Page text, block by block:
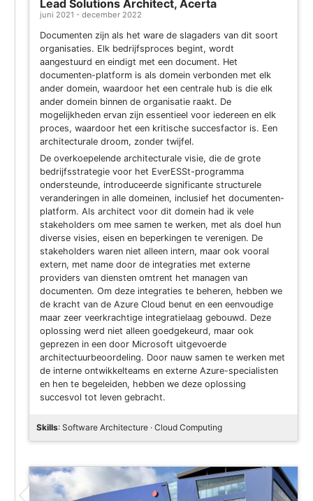
Lead Solutions Architect, Acerta
juni 2021 - december 2022
Documenten zijn als het ware de slagaders van dit soort
organisaties. Elk bedrijfsproces begint, wordt
aangestuurd en eindigt met een document. Het
documenten-platform is als domein verbonden met elk
ander domein, waardoor het een centrale hub is die elk
ander domein binnen de organisatie raakt. De
mogelijkheden ervan zijn essentieel voor iedereen en elk
proces, waardoor het een kritische succesfactor is. Een
architecturale droom, zonder twijfel.
De overkoepelende architecturale visie, die de grote
bedrijfsstrategie voor het EverESSt-programma
ondersteunde, introduceerde significante structurele
veranderingen in alle domeinen, inclusief het documenten-
platform. Als architect voor dit domein had ik vele
stakeholders om mee samen te werken, met als doel hun
diverse visies, eisen en beperkingen te verenigen. De
stakeholders waren niet alleen intern, maar ook vooral
extern, met name door de integraties met externe
providers van diensten omtrent het managen van
documenten. Om deze integraties te beheren, hebben we
de kracht van de Azure Cloud benut en een eenvoudige
maar zeer veerkrachtige integratielaag gebouwd. Deze
oplossing werd niet alleen goedgekeurd, maar ook
geprezen in een door Microsoft uitgevoerde
architectuurbeoordeling. Door nauw samen te werken met
de interne ontwikkelteams en externe Azure-specialisten
en hen te begeleiden, hebben we deze oplossing
succesvol tot leven gebracht.
Skills: Software Architecture · Cloud Computing